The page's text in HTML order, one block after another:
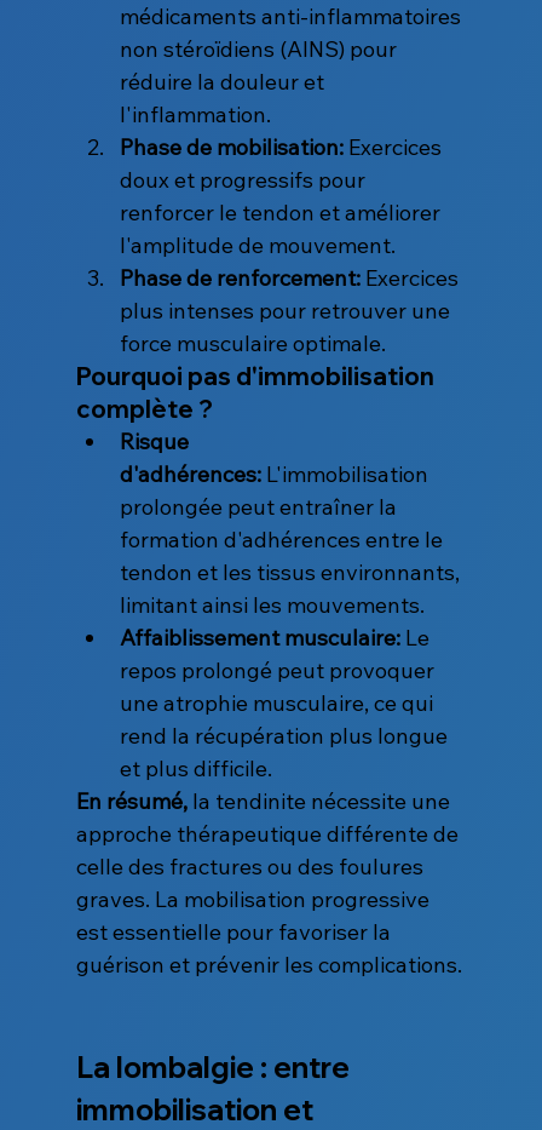
médicaments anti-inflammatoires
non stéroïdiens (AINS) pour
réduire la douleur et
l'inflammation.
Phase de mobilisation: Exercices
doux et progressifs pour
renforcer le tendon et améliorer
l'amplitude de mouvement.
Phase de renforcement: Exercices
plus intenses pour retrouver une
force musculaire optimale.
Pourquoi pas d'immobilisation
complète ?
Risque
d'adhérences: L'immobilisation
prolongée peut entraîner la
formation d'adhérences entre le
tendon et les tissus environnants,
limitant ainsi les mouvements.
Affaiblissement musculaire: Le
repos prolongé peut provoquer
une atrophie musculaire, ce qui
rend la récupération plus longue
et plus difficile.
En résumé, la tendinite nécessite une
approche thérapeutique différente de
celle des fractures ou des foulures
graves. La mobilisation progressive
est essentielle pour favoriser la
guérison et prévenir les complications.
La lombalgie : entre
immobilisation et